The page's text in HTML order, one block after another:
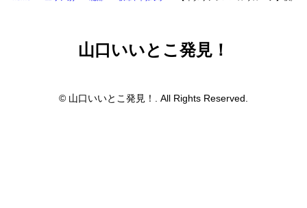
山口いいとこ発見！
© 山口いいとこ発見！. All Rights Reserved.